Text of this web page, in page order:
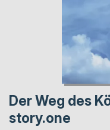
Der Weg des
story.one